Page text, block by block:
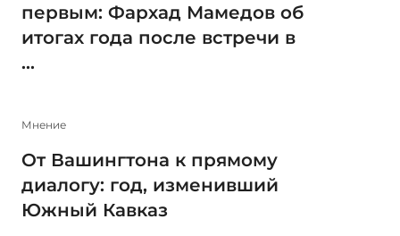
первым: Фархад Мамедов об
итогах года после встречи в
...
Мнение
От Вашингтона к прямому
диалогу: год, изменивший
Южный Кавказ